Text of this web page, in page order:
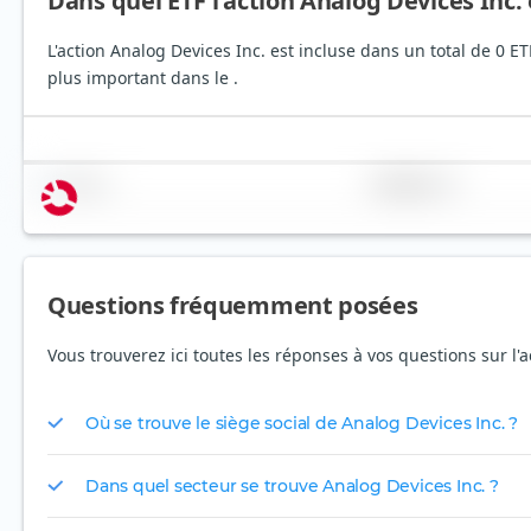
L'action Analog Devices Inc. est incluse dans un total de 0
plus important dans le .
Nom
Questions fréquemment posées
Vous trouverez ici toutes les réponses à vos questions sur
Où se trouve le siège social de Analog Devices Inc. ?
Dans quel secteur se trouve Analog Devices Inc. ?